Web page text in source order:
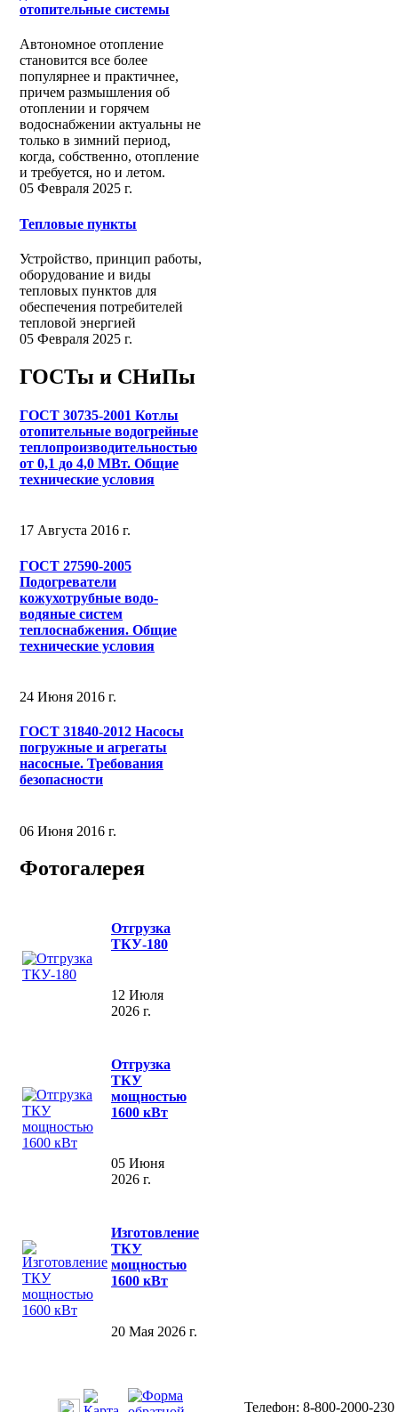
отопительные системы
Автономное отопление
становится все более
популярнее и практичнее,
причем размышления об
отоплении и горячем
водоснабжении актуальны не
только в зимний период,
когда, собственно, отопление
и требуется, но и летом.
05 Февраля 2025 г.
Тепловые пункты
Устройство, принцип работы,
оборудование и виды
тепловых пунктов для
обеспечения потребителей
тепловой энергией
05 Февраля 2025 г.
ГОСТы и СНиПы
ГОСТ 30735-2001 Котлы
отопительные водогрейные
теплопроизводительностью
от 0,1 до 4,0 МВт. Общие
технические условия
17 Августа 2016 г.
ГОСТ 27590-2005
Подогреватели
кожухотрубные водо-
водяные систем
теплоснабжения. Общие
технические условия
24 Июня 2016 г.
ГОСТ 31840-2012 Насосы
погружные и агрегаты
насосные. Требования
безопасности
06 Июня 2016 г.
Фотогалерея
Отгрузка
ТКУ-180
12 Июля
2026 г.
Отгрузка
ТКУ
мощностью
1600 кВт
05 Июня
2026 г.
Изготовление
ТКУ
мощностью
1600 кВт
20 Мая 2026 г.
Телефон: 8-800-2000-230